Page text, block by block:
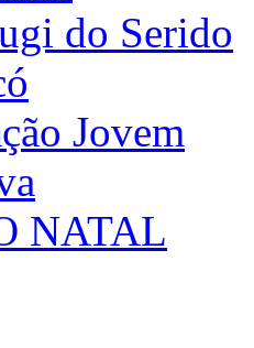
do Serido
Jovem
NATAL